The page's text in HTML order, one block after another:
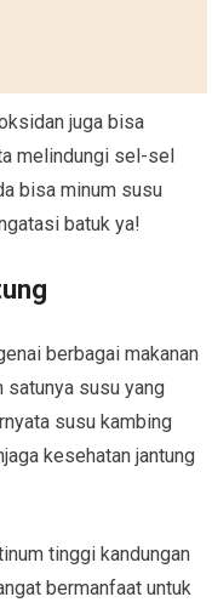
juga bisa
melindungi sel-sel
bisa minum susu
batuk ya!
berbagai makanan
satunya susu yang
susu kambing
kesehatan jantung
tinggi kandungan
bermanfaat untuk